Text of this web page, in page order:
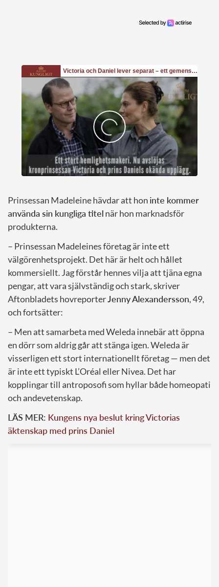
Prinsessan Madeleine hävdar att hon inte kommer
använda sin kungliga titelnär hon marknadsför
produkterna.
– Prinsessan Madeleines företag är inte ett
välgörenhetsprojekt. Det här är helt och hållet
kommersiellt. Jag förstår hennes vilja att tjäna egna
pengar, att vara självständig och stark, skriver
Aftonbladets hovreporterJenny Alexandersson, 49,
och fortsätter:
– Men att samarbeta med Weleda innebär att öppna
en dörr som aldrig går att stänga igen. Weleda är
visserligen ett stort internationellt företag — men det
är inte ett typiskt L’Oréal eller Nivea. Det har
kopplingar till antroposofi som hyllar både homeopati
och andevetenskap.
LÄS MER: Kungens nya beslut kring Victorias
äktenskap med prins Daniel